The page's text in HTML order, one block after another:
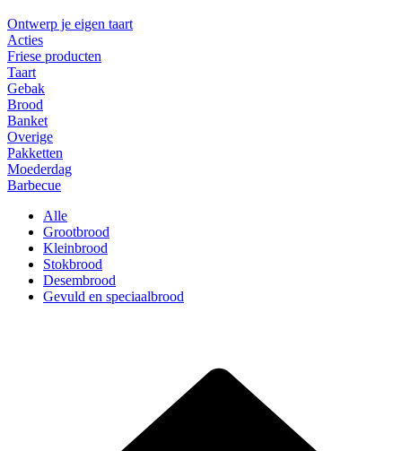
Ontwerp je eigen taart
Acties
Friese producten
Taart
Gebak
Brood
Banket
Overige
Pakketten
Moederdag
Barbecue
Alle
Grootbrood
Kleinbrood
Stokbrood
Desembrood
Gevuld en speciaalbrood